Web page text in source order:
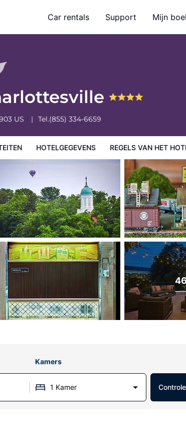
Car rentals Support Mijn
US Tel.(855) 334-6659
HOTELGEGEVENS REGELS VAN HET
Kamers
1 Kamer